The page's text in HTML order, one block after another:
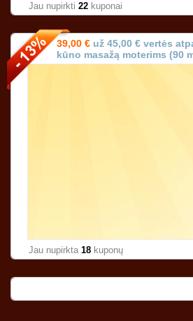
Jau nupirkti 22 kuponai
39,00 € už 45,00 € vertės
kūno masažą moterims (90
Vilniuje!
Jau nupirkta 18 kuponų